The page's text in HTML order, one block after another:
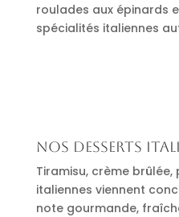
roulades aux épinards
spécialités italiennes
Nos desserts
Tiramisu, crème
italiennes viennent
note gourmande,